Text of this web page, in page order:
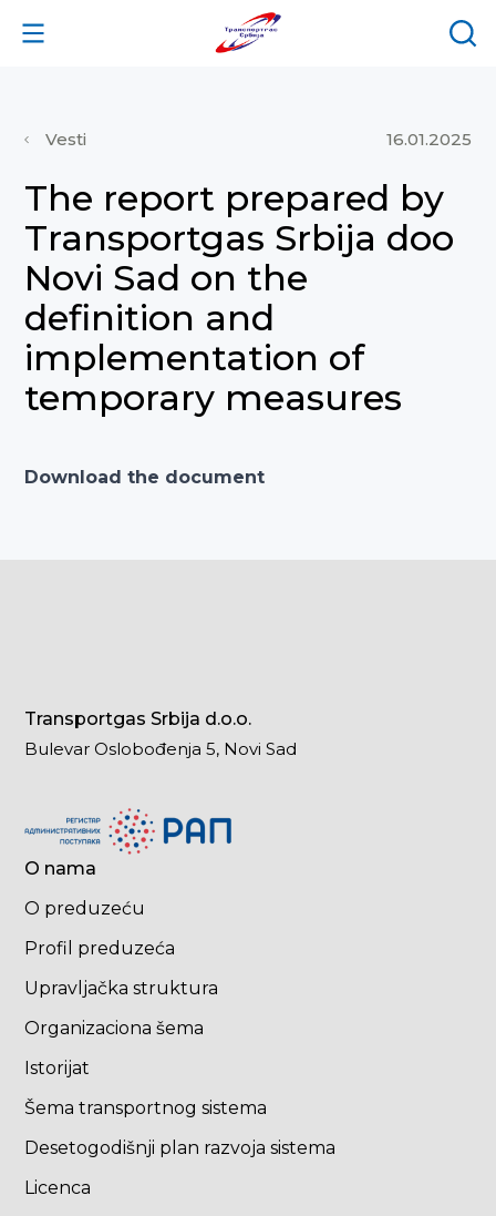
Vesti 16.01.2025
The report prepared by
Transportgas Srbija doo
Novi Sad on the
definition and
implementation of
temporary measures
Download the document
Transportgas Srbija d.o.o.
Bulevar Oslobođenja 5, Novi Sad
O nama
O preduzeću
Profil preduzeća
Upravljačka struktura
Organizaciona šema
Istorijat
Šema transportnog sistema
Desetogodišnji plan razvoja sistema
Licenca